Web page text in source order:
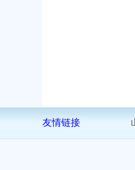
友情链接